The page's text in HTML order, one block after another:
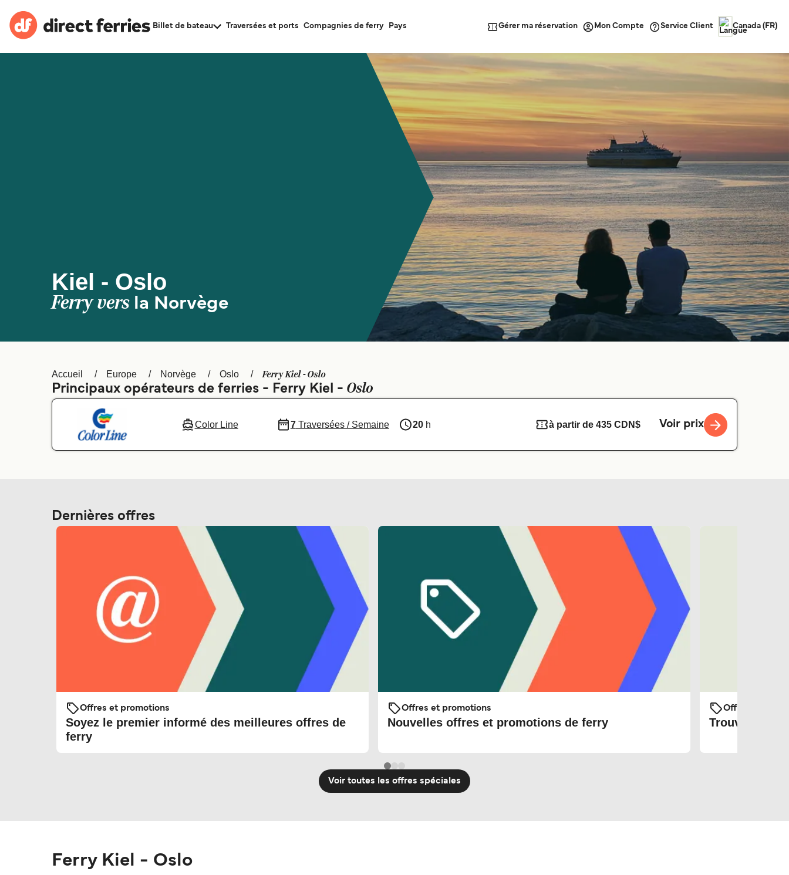
Billet de bateau Traversées et ports Compagnies de ferry Pays Gérer ma réservation Mon Compte Service Client Canada (FR)
Kiel - Oslo
Ferry vers la Norvège
Accueil Europe Norvège Oslo Ferry Kiel - Oslo
Principaux opérateurs de ferries - Ferry Kiel - Oslo
Color Line 7Traversées / Semaine 20h à partir de 435 CDN$ Voir prix
Dernières offres
Offres et promotions
Soyez le premier informé des meilleures offres de
ferry
Offres et promotions
Nouvelles offres et promotions de ferry
Offres et
Trouvez les
Voir toutes les offres spéciales
Ferry Kiel - Oslo